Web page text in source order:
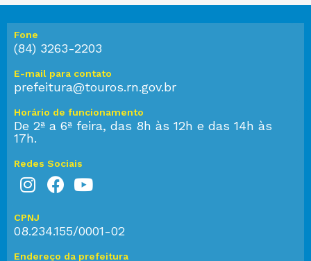
Fone
(84) 3263-2203
E-mail para contato
prefeitura@touros.rn.gov.br
Horário de funcionamento
De 2ª a 6ª feira, das 8h às 12h e das 14h às
17h.
Redes Sociais
CPNJ
08.234.155/0001-02
Endereço da prefeitura